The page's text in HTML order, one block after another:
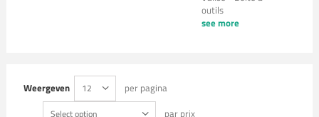
outils
see more
Weergeven 12 per pagina
Select option par prix